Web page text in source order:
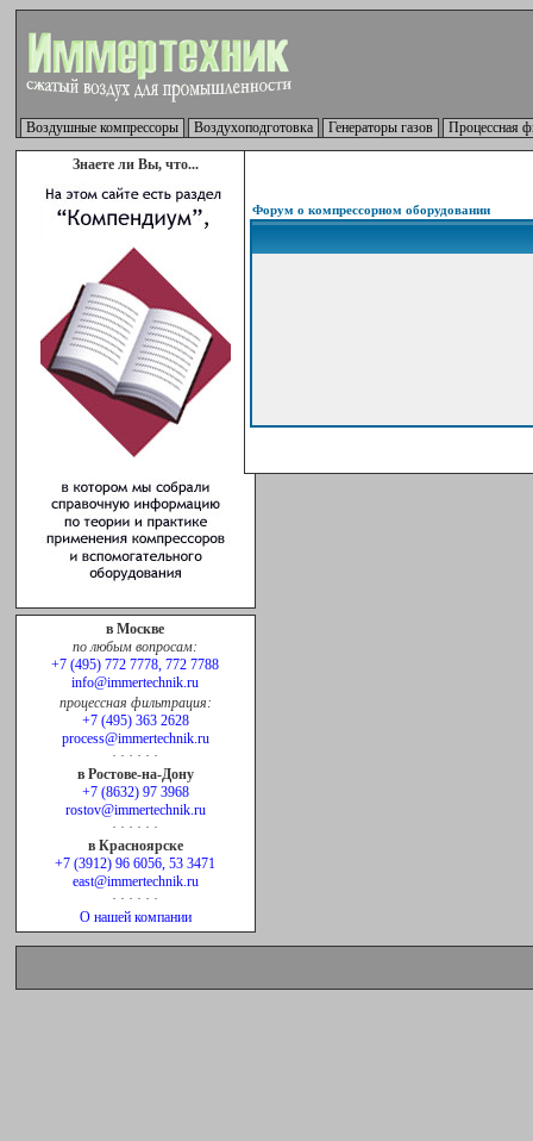
Воздушные компрессоры Воздухоподготовка Генераторы газов Процессная
Знаете ли Вы, что...
в Москве
по любым вопросам:
+7 (495) 772 7778, 772 7788
info@immertechnik.ru
процессная фильтрация:
+7 (495) 363 2628
process@immertechnik.ru
· · · · · ·
в Ростове-на-Дону
+7 (8632) 97 3968
rostov@immertechnik.ru
· · · · · ·
в Красноярске
+7 (3912) 96 6056, 53 3471
east@immertechnik.ru
· · · · · ·
О нашей компании
Форум о компрессорном оборудовании